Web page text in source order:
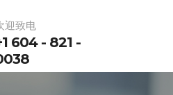
迎致电
604 - 821 -